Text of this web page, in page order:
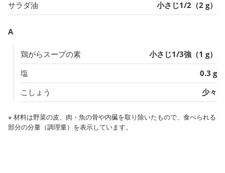
サラダ油 小さじ1/2（2 g）
A
鶏がらスープの素
小さじ1/3強（1 g）
塩
0.3 g
こしょう
少々
※ 材料は野菜の皮、肉・魚の骨や内臓を取り除いたもので、食べられる
部分の分量（調理量）を表示しています。